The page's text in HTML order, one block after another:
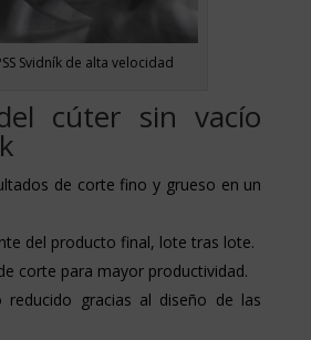
Svidník de alta velocidad
cúter sin vacío
de corte fino y grueso en un
del producto final, lote tras lote.
corte para mayor productividad.
reducido gracias al diseño de las